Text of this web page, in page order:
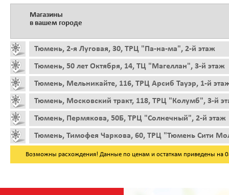
Магазины
в вашем городе
Тюмень, 2-я Луговая, 30, ТРЦ "Па-на-ма", 2-й этаж
Тюмень, 50 лет Октября, 14, ТЦ "Магеллан", 3-й этаж
Тюмень, Мельникайте, 116, ТРЦ Арсиб Тауэр, 1-й
Тюмень, Московский тракт, 118, ТРЦ "Колумб", 3-й
Тюмень, Пермякова, 50Б, ТРЦ "Солнечный", 2-й этаж
Тюмень, Тимофея Чаркова, 60, ТРЦ "Тюмень Сити
Возможны расхождения! Данные по ценам и остаткам приведены на